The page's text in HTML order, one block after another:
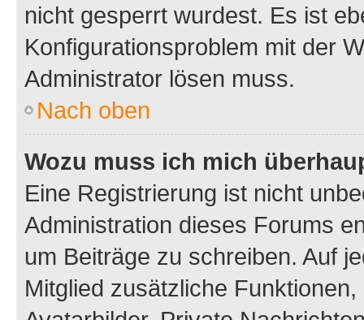
nicht gesperrt wurdest. Es ist
Konfigurationsproblem mit der
Administrator lösen muss.
Nach oben
Wozu muss ich mich
Eine Registrierung ist nicht
Administration dieses Forums
um Beiträge zu schreiben. Auf
Mitglied zusätzliche